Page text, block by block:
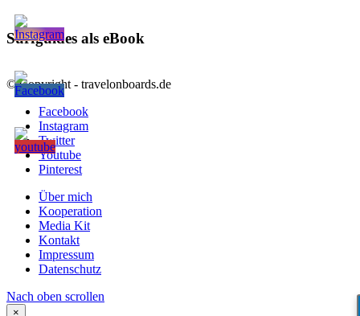
Surfguides als eBook
© Copyright - travelonboards.de
Facebook
Instagram
Twitter
Youtube
Pinterest
Über mich
Kooperation
Media Kit
Kontakt
Impressum
Datenschutz
Nach oben scrollen
×